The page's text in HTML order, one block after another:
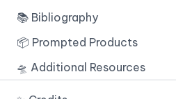
🟢 大语言模型（LLMs）中的隐
🟢 OpenAI Playground
🟢 总结文本
🟢 电子邮件的 Zapier
🟢 资源
🟢 防御措施
🟢 Introduction
🟢 Filtering
🟢 Offensive Measures
🟢 Introduction
GPT-3 Playground
Dust
Soaked
🟢 检测AI生成的文本
🟢 音乐生成
📚 Bibliography
📦 Prompted Products
🛸 Additional Resources